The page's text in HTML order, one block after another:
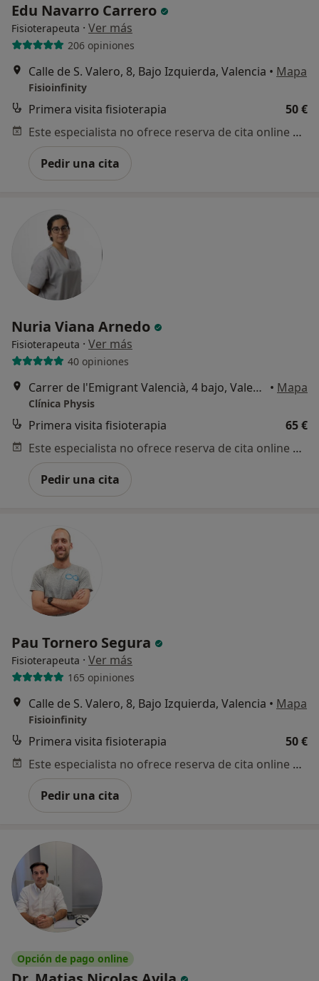
Edu Navarro Carrero
Fisioterapeuta · Ver más
206 opiniones
Calle de S. Valero, 8, Bajo Izquierda, Valencia • Mapa
Fisioinfinity
Primera visita fisioterapia
50 €
Este especialista no ofrece reserva de cita online en esta dirección.
Pedir una cita
Nuria Viana Arnedo
Fisioterapeuta · Ver más
40 opiniones
Carrer de l'Emigrant Valencià, 4 bajo, Valencia • Mapa
Clínica Physis
Primera visita fisioterapia
65 €
Este especialista no ofrece reserva de cita online en esta dirección.
Pedir una cita
Pau Tornero Segura
Fisioterapeuta · Ver más
165 opiniones
Calle de S. Valero, 8, Bajo Izquierda, Valencia • Mapa
Fisioinfinity
Primera visita fisioterapia
50 €
Este especialista no ofrece reserva de cita online en esta dirección.
Pedir una cita
Opción de pago online
¿Alguna vez has usado una app
o chatbot de IA para hablar